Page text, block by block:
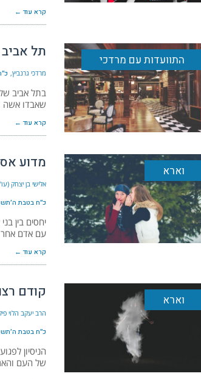
קרא עוד ←
התוועדות עם מרדכי תל אביב
מרדכי גרנביץ
בתל אביב
שאבדו אשה
קרא עוד ←
וארא מדוע
אלישי בן יצחק
כ״ח בטבת ה׳תשפ״א
יחסים בין
עם אדם אחר
קרא עוד ←
וארא קודם
הרב יעקב הלוי
כ״ח בטבת ה׳תשפ״א
הניסיון
של העם